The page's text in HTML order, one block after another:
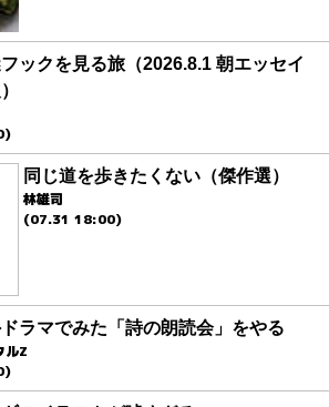
ックを見る旅（2026.8.1 朝エッセイ
同じ道を歩きたくない（傑作選）
林雄司
(07.31 18:00)
ラマでみた「詩の朗読会」をやる
ルZ